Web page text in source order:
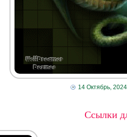
14 Октябрь, 2024
Ссылки